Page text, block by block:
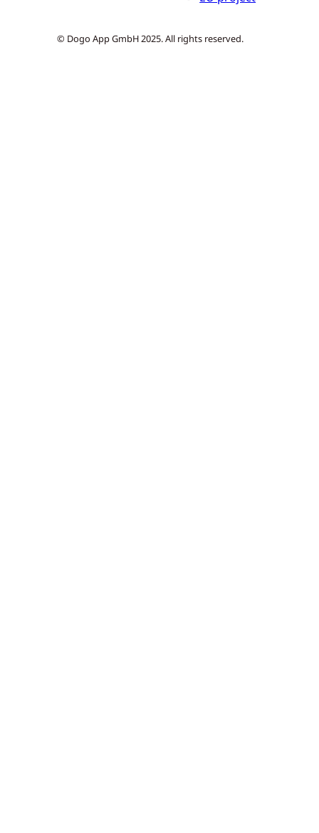
© Dogo App GmbH 2025. All rights reserved.